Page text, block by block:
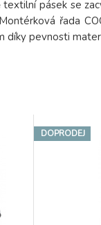
pásek se
řada
pevnosti
DOPRODEJ